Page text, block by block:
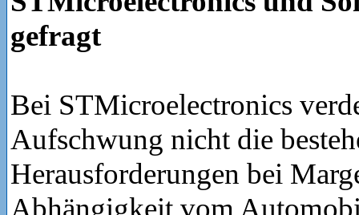
gefragt
Bei STMicroelectronics
Aufschwung nicht die
Herausforderungen bei
Abhängigkeit vom